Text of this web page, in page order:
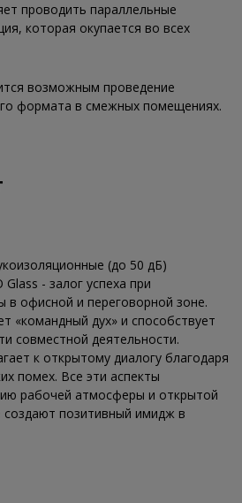
проводить параллельные
которая окупается во всех
возможным проведение
формата в смежных помещениях.
(до 50 дБ)
Glass - залог успеха при
в офисной и переговорной зоне.
«командный дух» и способствует
совместной деятельности.
к открытому диалогу благодаря
помех. Все эти аспекты
рабочей атмосферы и открытой
создают позитивный имидж в